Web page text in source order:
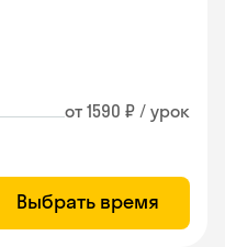
от 1590 ₽ / урок
Выбрать время